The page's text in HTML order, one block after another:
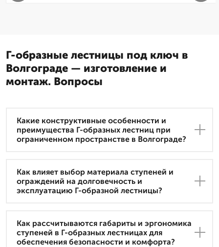
Г-образные лестницы под ключ в
Волгограде — изготовление и
монтаж. Вопросы
Какие конструктивные особенности и
преимущества Г-образных лестниц при
ограниченном пространстве в Волгограде?
Как влияет выбор материала ступеней и
ограждений на долговечность и
эксплуатацию Г-образной лестницы?
Как рассчитываются габариты и эргономика
ступеней в Г-образных лестницах для
обеспечения безопасности и комфорта?